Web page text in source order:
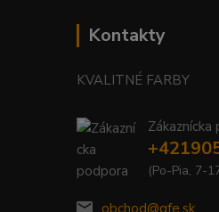
Kontakty
KVALITNÉ FARBY
Zákaznícka
(Po-Pia, 7-
obchod@gfe.sk